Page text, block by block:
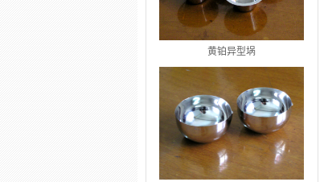
黄铂异型埚